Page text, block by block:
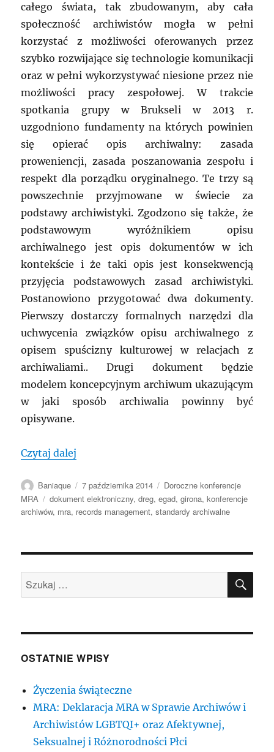
całego świata, tak zbudowanym, aby cała
społeczność archiwistów mogła w pełni
korzystać z możliwości oferowanych przez
szybko rozwijające się technologie komunikacji
oraz w pełni wykorzystywać niesione przez nie
możliwości pracy zespołowej. W trakcie
spotkania grupy w Brukseli w 2013 r.
uzgodniono fundamenty na których powinien
się opierać opis archiwalny: zasada
proweniencji, zasada poszanowania zespołu i
respekt dla porządku oryginalnego. Te trzy są
powszechnie przyjmowane w świecie za
podstawy archiwistyki. Zgodzono się także, że
podstawowym wyróżnikiem opisu
archiwalnego jest opis dokumentów w ich
kontekście i że taki opis jest konsekwencją
przyjęcia podstawowych zasad archiwistyki.
Postanowiono przygotować dwa dokumenty.
Pierwszy dostarczy formalnych narzędzi dla
uchwycenia związków opisu archiwalnego z
opisem spuścizny kulturowej w relacjach z
archiwaliami.. Drugi dokument będzie
modelem koncepcyjnym archiwum ukazującym
w jaki sposób archiwalia powinny być
opisywane.
Czytaj dalej
Autor
Baniaque
Data
publikacji
7 października 2014 Kategorie
Doroczne konferencje
MRA
Tagi
dokument elektroniczny,dreg,egad,girona,konferencje
archiwów, mra, records management,standardy archiwalne
Szukaj:
OSTATNIE WPISY
Życzenia świąteczne
MRA: Deklaracja MRA w Sprawie Archiwów i
Archiwistów LGBTQI+ oraz Afektywnej,
Seksualnej i Różnorodności Płci